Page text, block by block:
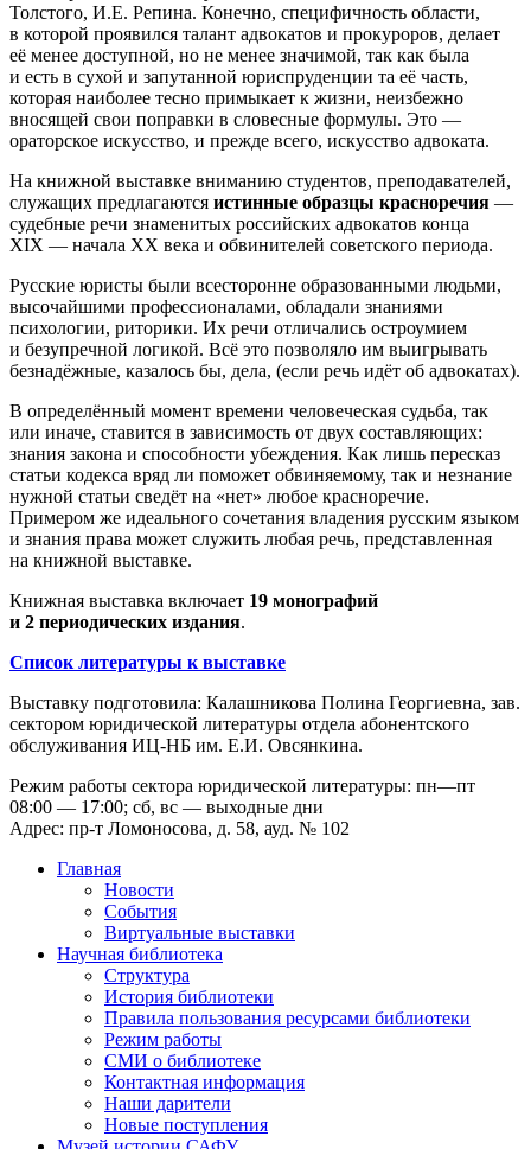
Толстого, И.Е. Репина. Конечно, специфичность области,
в которой проявился талант адвокатов и прокуроров, делает
её менее доступной, но не менее значимой, так как была
и есть в сухой и запутанной юриспруденции та её часть,
которая наиболее тесно примыкает к жизни, неизбежно
вносящей свои поправки в словесные формулы. Это —
ораторское искусство, и прежде всего, искусство адвоката.
На книжной выставке вниманию студентов, преподавателей,
служащих предлагаются истинные образцы красноречия —
судебные речи знаменитых российских адвокатов конца
XIX — начала XX века и обвинителей советского периода.
Русские юристы были всесторонне образованными людьми,
высочайшими профессионалами, обладали знаниями
психологии, риторики. Их речи отличались остроумием
и безупречной логикой. Всё это позволяло им выигрывать
безнадёжные, казалось бы, дела, (если речь идёт об адвокатах).
В определённый момент времени человеческая судьба, так
или иначе, ставится в зависимость от двух составляющих:
знания закона и способности убеждения. Как лишь пересказ
статьи кодекса вряд ли поможет обвиняемому, так и незнание
нужной статьи сведёт на «нет» любое красноречие.
Примером же идеального сочетания владения русским языком
и знания права может служить любая речь, представленная
на книжной выставке.
Книжная выставка включает 19 монографий
и 2 периодических издания.
Список литературы к выставке
Выставку подготовила: Калашникова Полина Георгиевна, зав.
сектором юридической литературы отдела абонентского
обслуживания ИЦ-НБ им. Е.И. Овсянкина.
Режим работы сектора юридической литературы: пн—пт
08:00 — 17:00; сб, вс — выходные дни
Адрес: пр-т Ломоносова, д. 58, ауд. № 102
Главная
Новости
События
Виртуальные выставки
Научная библиотека
Структура
История библиотеки
Правила пользования ресурсами библиотеки
Режим работы
СМИ о библиотеке
Контактная информация
Наши дарители
Новые поступления